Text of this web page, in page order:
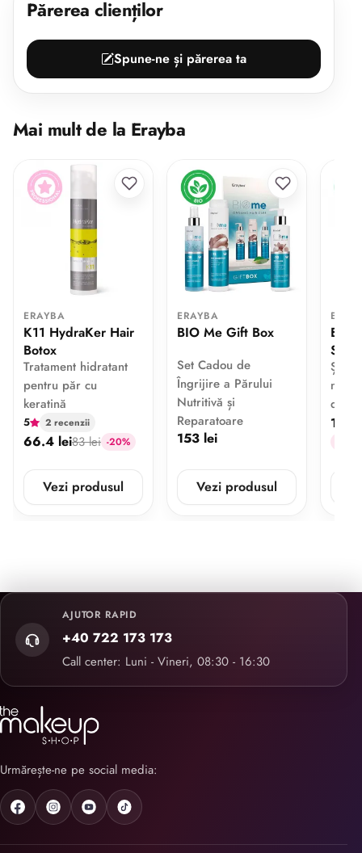
Părerea clienților
Spune-ne și părerea ta
Mai mult de la Erayba
ERAYBA
K11 HydraKer Hair
Botox
Tratament hidratant
pentru păr cu
keratină
5 2 recenzii
66.4 lei83 lei -20%
Vezi produsul
ERAYBA
BIO Me Gift Box
Set Cadou de
Îngrijire a Părului
Nutritivă și
Reparatoare
153 lei
Vezi produsul
B12
AJUTOR RAPID
+40 722 173 173
Call center: Luni - Vineri, 08:30 - 16:30
Urmărește-ne pe social media: